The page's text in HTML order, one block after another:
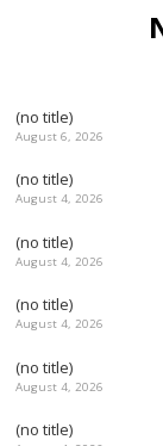
(no title)
August 6, 2026
(no title)
August 4, 2026
(no title)
August 4, 2026
(no title)
August 4, 2026
(no title)
August 4, 2026
(no title)